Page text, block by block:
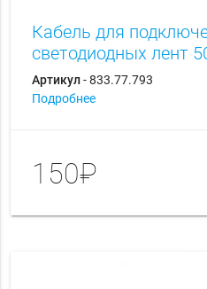
Кабель для
светодиодных лент
Артикул- 833.77.793
Подробнее
150₽